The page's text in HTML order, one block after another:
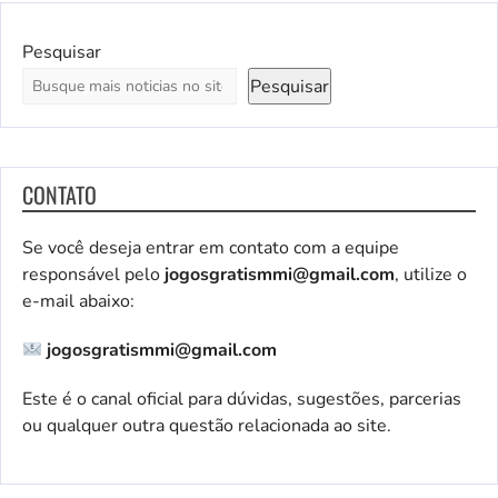
Pesquisar
Pesquisar
CONTATO
Se você deseja entrar em contato com a equipe
responsável pelo jogosgratismmi@gmail.com, utilize o
e-mail abaixo:
jogosgratismmi@gmail.com
Este é o canal oficial para dúvidas, sugestões, parcerias
ou qualquer outra questão relacionada ao site.